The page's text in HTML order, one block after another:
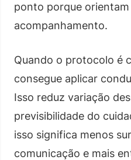
ponto porque
acompanhamento.
Quando o protocolo é
consegue aplicar
Isso reduz variação
previsibilidade do
isso significa menos
comunicação e mais